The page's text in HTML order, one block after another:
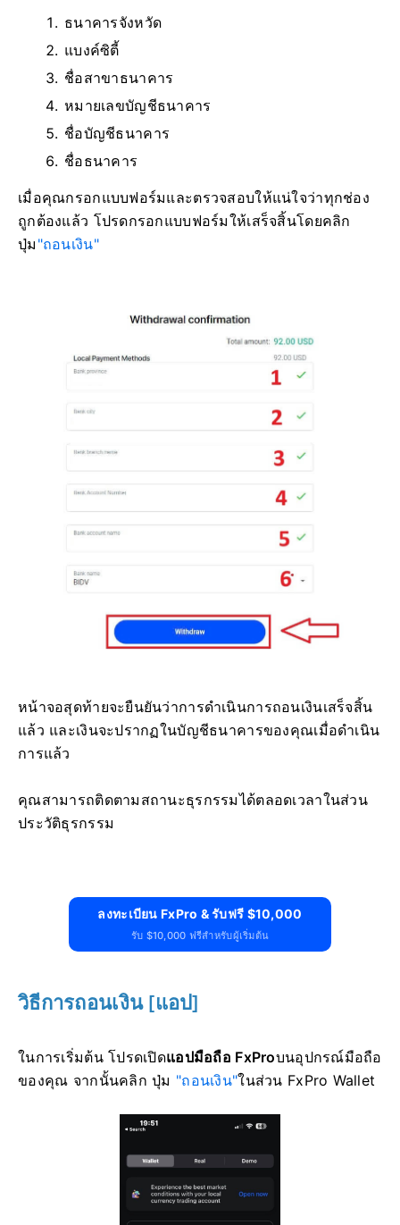
ธนาคารจังหวัด
แบงค์ซิตี้
ชื่อสาขาธนาคาร
หมายเลขบัญชีธนาคาร
ชื่อบัญชีธนาคาร
ชื่อธนาคาร
เมื่อคุณกรอกแบบฟอร์มและตรวจสอบให้แน่ใจว่าทุกช่อง
ถูกต้องแล้ว โปรดกรอกแบบฟอร์มให้เสร็จสิ้นโดยคลิก
ปุ่ม "ถอนเงิน"
หน้าจอสุดท้ายจะยืนยันว่าการดำเนินการถอนเงินเสร็จสิ้น
แล้ว และเงินจะปรากฏในบัญชีธนาคารของคุณเมื่อดำเนิน
การแล้ว
คุณสามารถติดตามสถานะธุรกรรมได้ตลอดเวลาในส่วน
ประวัติธุรกรรม
ลงทะเบียน FxPro & รับฟรี $10,000
รับ $10,000 ฟรีสำหรับผู้เริ่มต้น
วิธีการถอนเงิน [แอป]
ในการเริ่มต้น โปรดเปิดแอปมือถือ FxProบนอุปกรณ์มือถือ
ของคุณ จากนั้นคลิก ปุ่ม "ถอนเงิน"ในส่วน FxPro Wallet